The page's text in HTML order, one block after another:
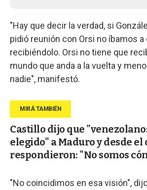
"Hay que decir la verdad, si
pidió reunión con Orsi no íbamos a
recibiéndolo. Orsi no tiene que
mundo que anda a la vuelta y
nadie", manifestó.
Castillo dijo que
elegido" a Maduro y desde
respondieron: "No somos
"No coincidimos en esa visión",